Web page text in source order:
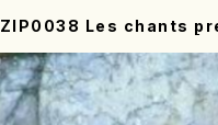
ZIP0038 Les chants
earth